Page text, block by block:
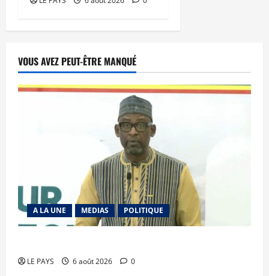
VOUS AVEZ PEUT-ÊTRE MANQUÉ
A LA UNE MEDIAS POLITIQUE
LE PAYS 6 août 2026 0